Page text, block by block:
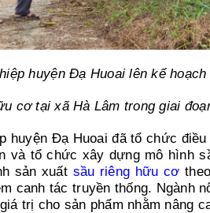
huyện Đạ Huoai lên kế
cơ tại xã Hà Lâm trong giai
huyện Đạ Huoai đã tổ chức
và tổ chức xây dựng mô hình
sản xuất sầu riêng hữu cơ
canh tác truyền thống. Ngành
trị cho sản phẩm nhằm nâng